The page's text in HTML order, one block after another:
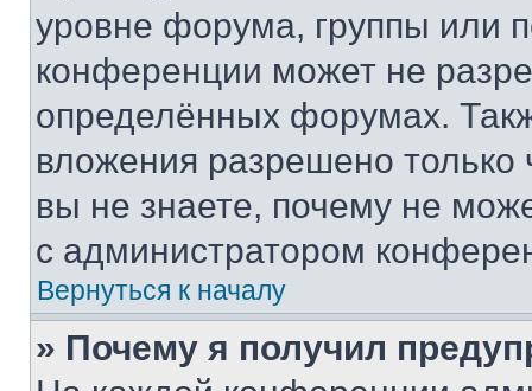
уровне форума, группы или
конференции может не
определённых форумах.
вложения разрешено
вы не знаете, почему не
с администратором
Вернуться к началу
» Почему я получил